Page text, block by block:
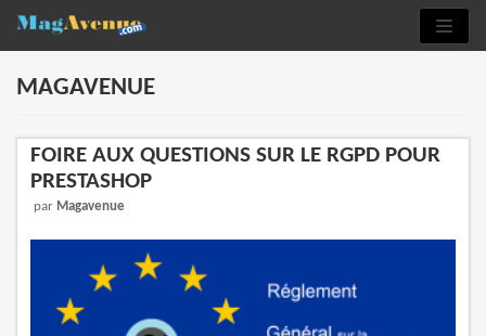
Aller
MAGAVENUE
FOIRE AUX QUESTIONS SUR LE RGPD POUR
PRESTASHOP
par Magavenue